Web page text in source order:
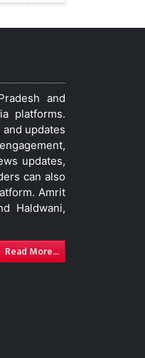
and
platforms.
updates
updates,
can also
Amrit
Haldwani,
Read More...